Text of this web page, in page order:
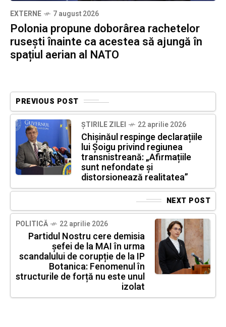
EXTERNE 7 august 2026
Polonia propune doborârea rachetelor
rusești înainte ca acestea să ajungă în
spațiul aerian al NATO
PREVIOUS POST
ȘTIRILE ZILEI 22 aprilie 2026
Chișinăul respinge declarațiile
lui Șoigu privind regiunea
transnistreană: „Afirmațiile
sunt nefondate și
distorsionează realitatea”
NEXT POST
POLITICĂ 22 aprilie 2026
Partidul Nostru cere demisia
șefei de la MAI în urma
scandalului de corupție de la IP
Botanica: Fenomenul în
structurile de forță nu este unul
izolat